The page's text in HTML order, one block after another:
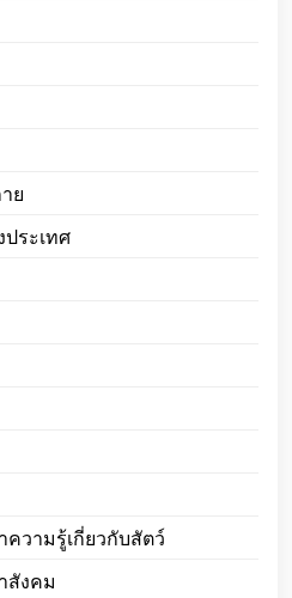
ย
ระเทศ
วามรู้เกี่ยวกับสัตว์
สังคม